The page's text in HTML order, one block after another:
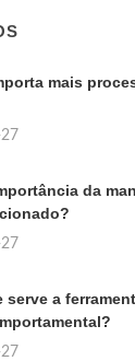
mais
da
serve a